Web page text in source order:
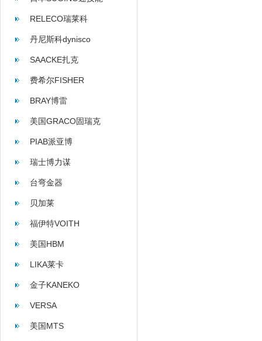
RELECO瑞莱科
丹尼斯科dynisco
SAACKE扎克
费希尔FISHER
BRAY博雷
美国GRACO固瑞克
PIAB派亚博
瑞士博力谋
台弯金器
贝加莱
福伊特VOITH
美国HBM
LIKA莱卡
金子KANEKO
VERSA
美国MTS